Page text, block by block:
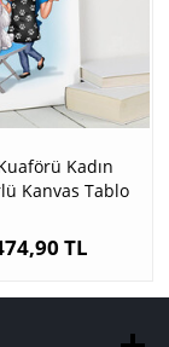
Kadın
Kanvas Tablo
TL